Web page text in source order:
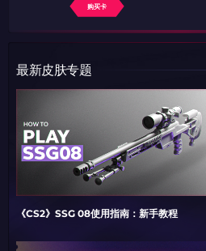
购买卡
最新皮肤专题
《CS2》SSG 08使用指南：新手教程